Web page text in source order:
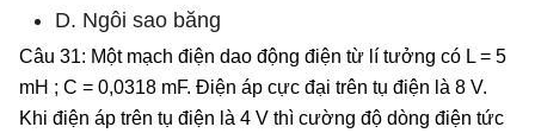
D. Ngôi sao băng
Câu 31: Một mạch điện dao động điện từ lí tưởng có L = 5
mH ; C = 0,0318 mF. Điện áp cực đại trên tụ điện là 8 V.
Khi điện áp trên tụ điện là 4 V thì cường độ dòng điện tức